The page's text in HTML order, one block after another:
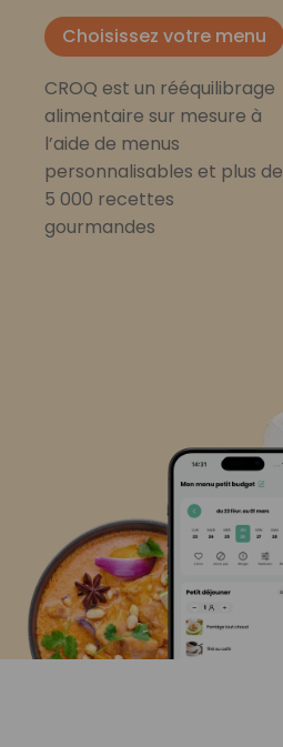
Choisissez votre menu
CROQ est un rééquilibrage
alimentaire sur mesure à
l’aide de menus
personnalisables et plus de
5 000 recettes
gourmandes